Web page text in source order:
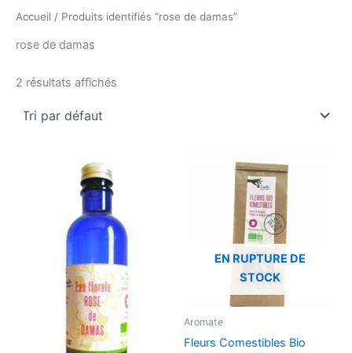
Accueil / Produits identifiés “rose de damas”
rose de damas
2 résultats affichés
EN RUPTURE DE
STOCK
Aromate
Fleurs Comestibles Bio